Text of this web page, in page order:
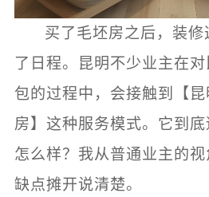
买了毛坯房之后，装
了日程。昆明不少业主在
包的过程中，会接触到【
房】这种服务模式。它到
怎么样？我从普通业主的
缺点摊开说清楚。